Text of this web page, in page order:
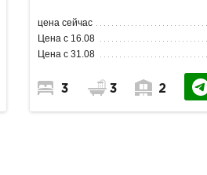
цена сейчас
Цена с 16.08
Цена с 31.08
3 3 2